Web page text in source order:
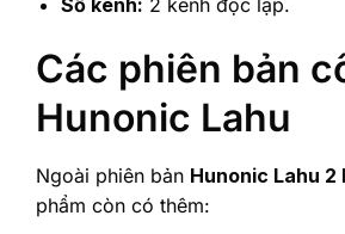
Các phiên bản
Hunonic Lahu
Ngoài phiên bản Hunonic Lahu 2
phẩm còn có thêm: